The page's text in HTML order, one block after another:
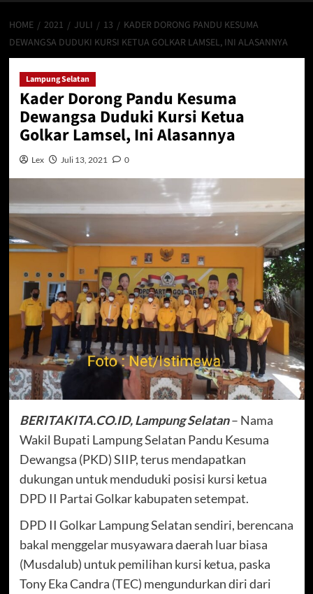
HOME 2021 JULI 13
KADER DORONG PANDU KESUMA
DEWANGSA DUDUKI KURSI KETUA GOLKAR LAMSEL, INI ALASANNYA
Lampung Selatan
Kader Dorong Pandu Kesuma
Dewangsa Duduki Kursi Ketua
Golkar Lamsel, Ini Alasannya
Lex Juli 13, 2021 0
BERITAKITA.CO.ID, Lampung Selatan– Nama
Wakil Bupati Lampung Selatan Pandu Kesuma
Dewangsa (PKD) SIIP, terus mendapatkan
dukungan untuk menduduki posisi kursi ketua
DPD II Partai Golkar kabupaten setempat.
DPD II Golkar Lampung Selatan sendiri, berencana
bakal menggelar musyawara daerah luar biasa
(Musdalub) untuk pemilihan kursi ketua, paska
Tony Eka Candra (TEC) mengundurkan diri dari